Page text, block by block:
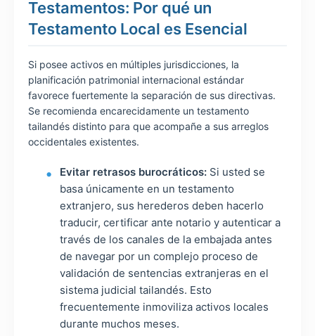
Testamentos: Por qué un
Testamento Local es Esencial
Si posee activos en múltiples jurisdicciones, la
planificación patrimonial internacional estándar
favorece fuertemente la separación de sus directivas.
Se recomienda encarecidamente un testamento
tailandés distinto para que acompañe a sus arreglos
occidentales existentes.
Evitar retrasos burocráticos: Si usted se
basa únicamente en un testamento
extranjero, sus herederos deben hacerlo
traducir, certificar ante notario y autenticar a
través de los canales de la embajada antes
de navegar por un complejo proceso de
validación de sentencias extranjeras en el
sistema judicial tailandés. Esto
frecuentemente inmoviliza activos locales
durante muchos meses.